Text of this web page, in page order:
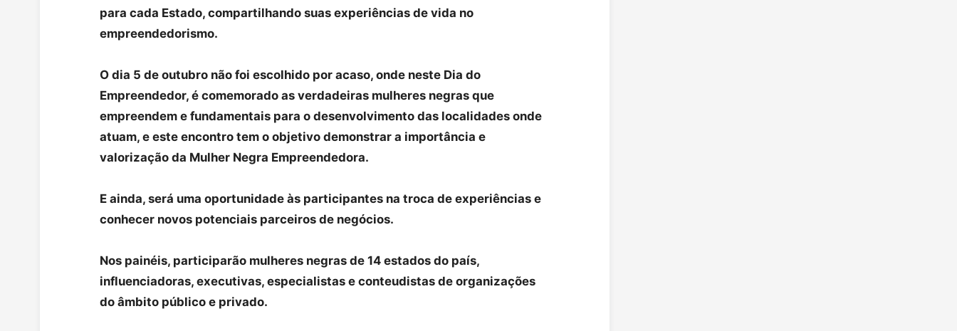
para cada Estado, compartilhando suas experiências de vida no
empreendedorismo.
O dia 5 de outubro não foi escolhido por acaso, onde neste Dia do
Empreendedor, é comemorado as verdadeiras mulheres negras que
empreendem e fundamentais para o desenvolvimento das localidades onde
atuam, e este encontro tem o objetivo demonstrar a importância e
valorização da Mulher Negra Empreendedora.
E ainda, será uma oportunidade às participantes na troca de experiências e
conhecer novos potenciais parceiros de negócios.
Nos painéis, participarão mulheres negras de 14 estados do país,
influenciadoras, executivas, especialistas e conteudistas de organizações
do âmbito público e privado.